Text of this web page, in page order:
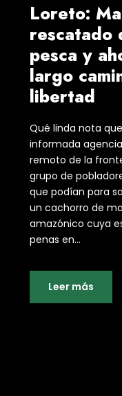
Loreto:
rescatado
pesca y
largo
libertad
Qué linda nota
informada
remoto de la
grupo de
que podían para
un cachorro de
amazónico cuya
penas en...
Leer más